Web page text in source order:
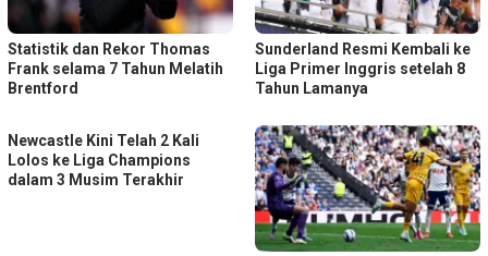
Statistik dan Rekor Thomas
Frank selama 7 Tahun Melatih
Brentford
Sunderland Resmi Kembali ke
Liga Primer Inggris setelah 8
Tahun Lamanya
Newcastle Kini Telah 2 Kali
Lolos ke Liga Champions
dalam 3 Musim Terakhir